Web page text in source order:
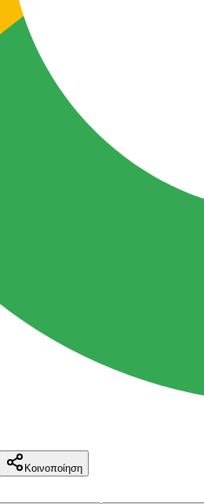
Κοινοποίηση